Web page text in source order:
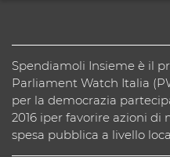
Spendiamoli Insieme è il
Parliament Watch Italia
per la democrazia
2016 iper favorire azioni
spesa pubblica a livello